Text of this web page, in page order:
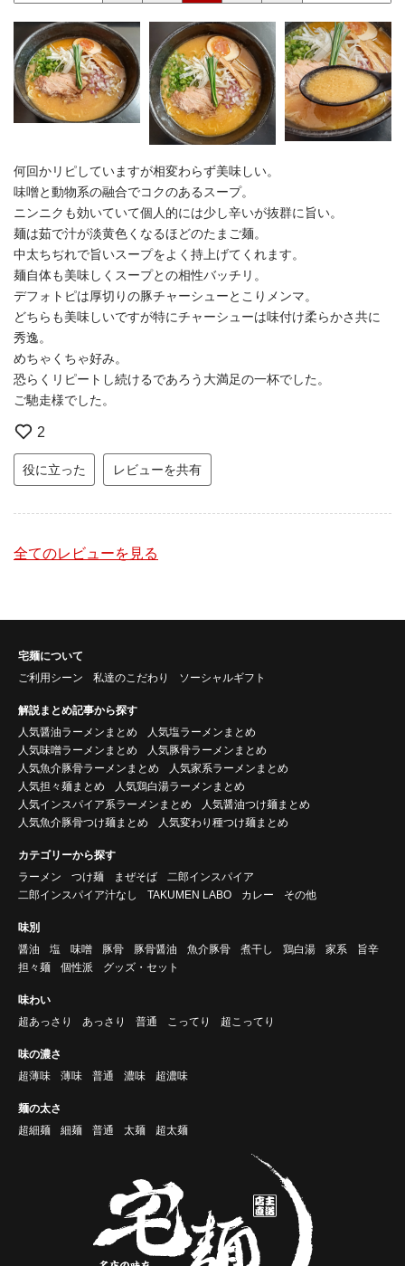
何回かリピしていますが相変わらず美味しい。
味噌と動物系の融合でコクのあるスープ。
ニンニクも効いていて個人的には少し辛いが抜群に旨い。
麺は茹で汁が淡黄色くなるほどのたまご麺。
中太ちぢれで旨いスープをよく持上げてくれます。
麺自体も美味しくスープとの相性バッチリ。
デフォトピは厚切りの豚チャーシューとこりメンマ。
どちらも美味しいですが特にチャーシューは味付け柔らかさ共に
秀逸。
めちゃくちゃ好み。
恐らくリピートし続けるであろう大満足の一杯でした。
ご馳走様でした。
2
役に立った レビューを共有
全てのレビューを見る
宅麺について
ご利用シーン
私達のこだわり ソーシャルギフト
解説まとめ記事から探す
人気醤油ラーメンまとめ
人気塩ラーメンまとめ
人気味噌ラーメンまとめ
人気豚骨ラーメンまとめ
人気魚介豚骨ラーメンまとめ
人気家系ラーメンまとめ
人気担々麺まとめ
人気鶏白湯ラーメンまとめ
人気インスパイア系ラーメンまとめ
人気醤油つけ麺まとめ
人気魚介豚骨つけ麺まとめ
人気変わり種つけ麺まとめ
カテゴリーから探す
ラーメン
つけ麺 まぜそば
二郎インスパイア
二郎インスパイア汁なし
TAKUMEN LABO カレー その他
味別
醤油
塩 味噌 豚骨 豚骨醤油 魚介豚骨 煮干し 鶏白湯 家系
旨辛
担々麺
個性派 グッズ・セット
味わい
超あっさり
あっさり 普通 こってり 超こってり
味の濃さ
超薄味
薄味 普通 濃味 超濃味
麺の太さ
超細麺
細麺 普通 太麺 超太麺